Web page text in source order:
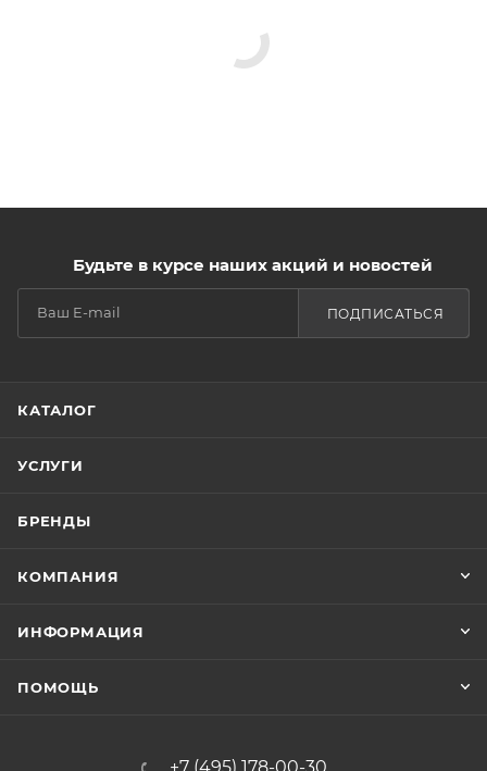
Будьте в курсе наших акций и новостей
ПОДПИСАТЬСЯ
КАТАЛОГ
УСЛУГИ
БРЕНДЫ
КОМПАНИЯ
ИНФОРМАЦИЯ
ПОМОЩЬ